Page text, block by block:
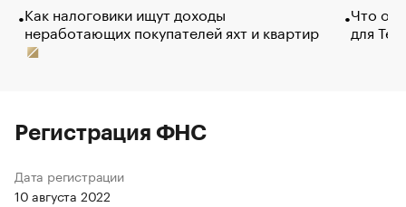
Как налоговики ищут доходы
неработающих покупателей яхт и квартир
Что
для
Регистрация ФНС
Дата регистрации
10 августа 2022